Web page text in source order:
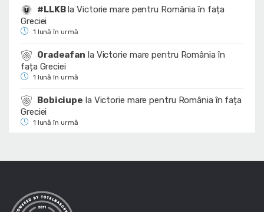
#LLKBlaVictorie mare pentru România în fața
Greciei
1 lună în urmă
Oradeafan la Victorie mare pentru România în
fața Greciei
1 lună în urmă
Bobiciupe la Victorie mare pentru România în fața
Greciei
1 lună în urmă